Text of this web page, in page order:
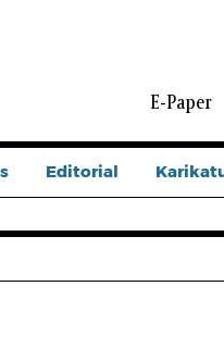
E-Paper
Editorial